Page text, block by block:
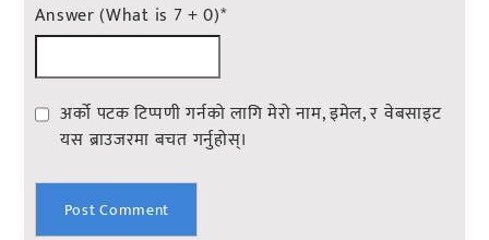
Answer (What is 7 + 0)*
अर्को पटक टिप्पणी गर्नको लागि मेरो नाम, इमेल, र वेबसाइट
यस ब्राउजरमा बचत गर्नुहोस्।